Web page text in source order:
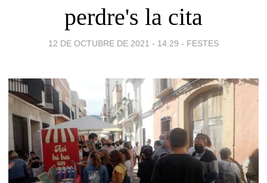
perdre's la cita
12 DE OCTUBRE DE 2021 - 14:29 - FESTES